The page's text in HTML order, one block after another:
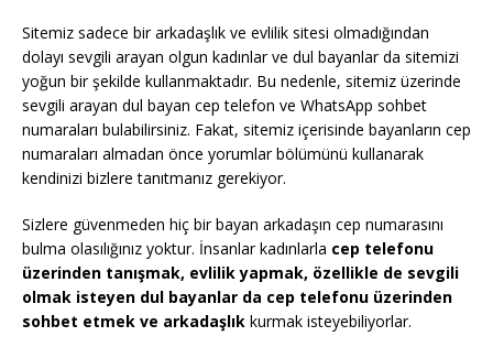
Sitemiz sadece bir arkadaşlık ve evlilik sitesi olmadığından
dolayı sevgili arayan olgun kadınlar ve dul bayanlar da sitemizi
yoğun bir şekilde kullanmaktadır. Bu nedenle, sitemiz üzerinde
sevgili arayan dul bayan cep telefon ve WhatsApp sohbet
numaraları bulabilirsiniz. Fakat, sitemiz içerisinde bayanların cep
numaraları almadan önce yorumlar bölümünü kullanarak
kendinizi bizlere tanıtmanız gerekiyor.
Sizlere güvenmeden hiç bir bayan arkadaşın cep numarasını
bulma olasılığınız yoktur. İnsanlar kadınlarla cep telefonu
üzerinden tanışmak, evlilik yapmak, özellikle de sevgili
olmak isteyen dul bayanlar da cep telefonu üzerinden
sohbet etmek ve arkadaşlık kurmak isteyebiliyorlar.